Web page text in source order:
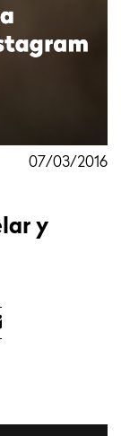
07/03/2016
y